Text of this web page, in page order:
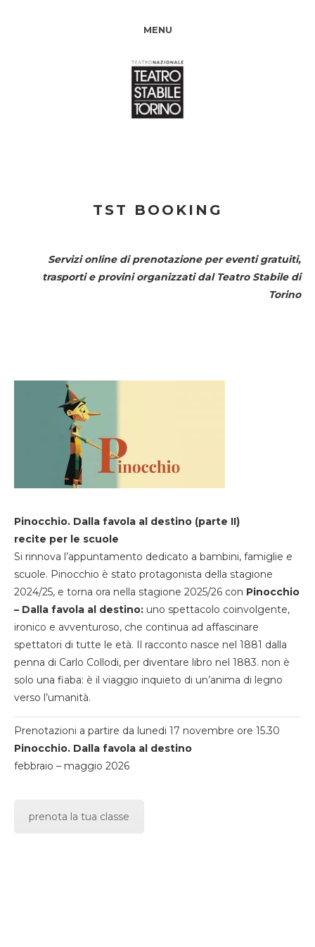
MENU
TST BOOKING
Servizi online di prenotazione per eventi gratuiti,
trasporti e provini organizzati dal Teatro Stabile di
Torino
Pinocchio. Dalla favola al destino (parte II)
recite per le scuole
Si rinnova l’appuntamento dedicato a bambini, famiglie e
scuole. Pinocchio è stato protagonista della stagione
2024/25, e torna ora nella stagione 2025/26 con Pinocchio
– Dalla favola al destino: uno spettacolo coinvolgente,
ironico e avventuroso, che continua ad affascinare
spettatori di tutte le età. Il racconto nasce nel 1881 dalla
penna di Carlo Collodi, per diventare libro nel 1883. non è
solo una fiaba: è il viaggio inquieto di un’anima di legno
verso l’umanità.
Prenotazioni a partire da lunedi 17 novembre ore 15.30
Pinocchio. Dalla favola al destino
febbraio – maggio 2026
prenota la tua classe